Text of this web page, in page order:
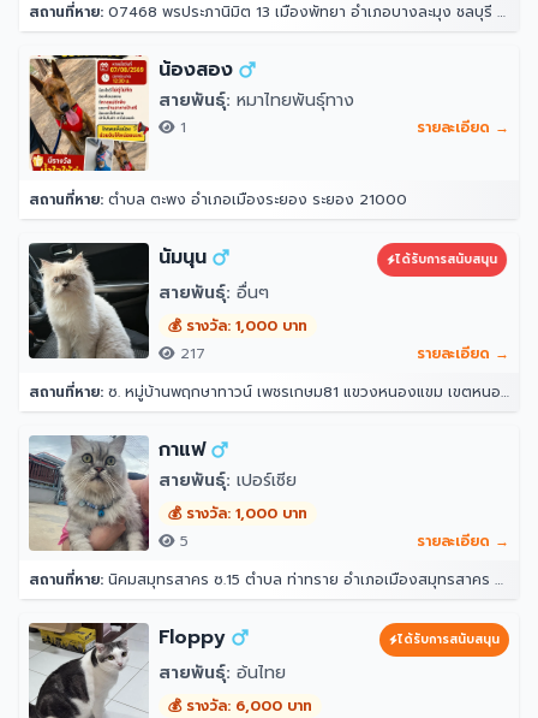
สถานที่หาย: 07468 พรประภานิมิต 13 เมืองพัทยา อำเภอบางละมุง ชลบุรี 20150
น้องสอง
สายพันธุ์: หมาไทยพันธุ์ทาง
1 รายละเอียด →
สถานที่หาย: ตำบล ตะพง อำเภอเมืองระยอง ระยอง 21000
นัมนุน ได้รับการสนับสนุน
สายพันธุ์: อื่นๆ
💰 รางวัล: 1,000 บาท
217
รายละเอียด →
สถานที่หาย: ซ. หมู่บ้านพฤกษาทาวน์ เพชรเกษม81 แขวงหนองแขม เขตหนองแขม กรุงเทพมหานคร 10160
กาแฟ
สายพันธุ์: เปอร์เซีย
💰 รางวัล: 1,000 บาท
5
รายละเอียด →
สถานที่หาย: นิคมสมุทรสาคร ซ.15 ตำบล ท่าทราย อำเภอเมืองสมุทรสาคร สมุทรสาคร 74000
Floppy ได้รับการสนับสนุน
สายพันธุ์: อ้นไทย
💰 รางวัล: 6,000 บาท